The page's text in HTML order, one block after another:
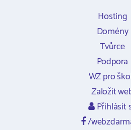
Hosting
Domény
Tvůrce
Podpora
WZ pro
Založit
Přihlásit
/